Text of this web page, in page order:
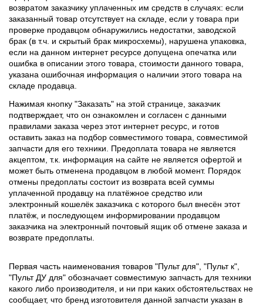
возвратом заказчику уплаченных им средств в случаях: если
заказанный товар отсутствует на складе, если у товара при
проверке продавцом обнаружились недостатки, заводской
брак (в т.ч. и скрытый брак микросхемы), нарушена упаковка,
если на данном интернет ресурсе допущена опечатка или
ошибка в описании этого товара, стоимости данного товара,
указана ошибочная информация о наличии этого товара на
складе продавца.
Нажимая кнопку "Заказать" на этой странице, заказчик
подтверждает, что он ознакомлен и согласен с данными
правилами заказа через этот интернет ресурс, и готов
оставить заказ на подбор совместимого товара, совместимой
запчасти для его техники. Предоплата товара не является
акцептом, т.к. информация на сайте не является офертой и
может быть отменена продавцом в любой момент. Порядок
отмены предоплаты состоит из возврата всей суммы
уплаченной продавцу на платёжное средство или
электронный кошелёк заказчика с которого был внесён этот
платёж, и последующем информировании продавцом
заказчика на электронный почтовый ящик об отмене заказа и
возврате предоплаты.
Первая часть наименования товаров "Пульт для", "Пульт к",
"Пульт ДУ для" обозначает совместимую запчасть для техники
какого либо производителя, и ни при каких обстоятельствах не
сообщает, что бренд изготовителя данной запчасти указан в